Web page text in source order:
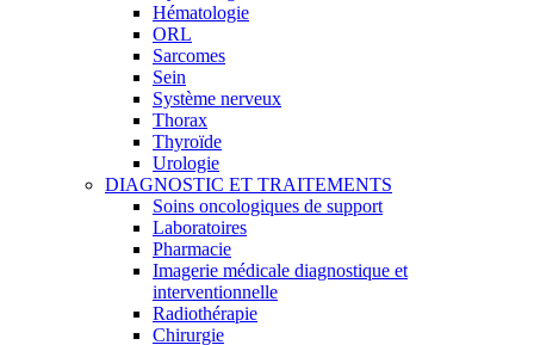
Hématologie
ORL
Sarcomes
Sein
Système nerveux
Thorax
Thyroïde
Urologie
DIAGNOSTIC ET TRAITEMENTS
Soins oncologiques de support
Laboratoires
Pharmacie
Imagerie médicale diagnostique et
interventionnelle
Radiothérapie
Chirurgie